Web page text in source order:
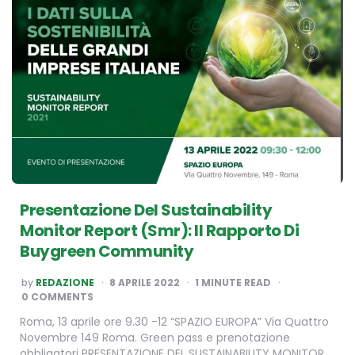
Presentazione Del Sustainability
Monitor Report (Smr): Il Rapporto Di
Buygreen Community
POSTED
BY
by REDAZIONE 8 APRILE 2022 1 MINUTE READ
0 COMMENTS
Roma, 13 aprile ore 9.30 -12 “SPAZIO EUROPA” Via Quattro
Novembre 149 Roma. Green pass e prenotazione